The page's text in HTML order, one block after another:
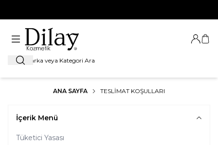
Ara
Giriş
ANA SAYFA TESLIMAT KOŞULLARI
İçerik Menü
Tüketici Yasası